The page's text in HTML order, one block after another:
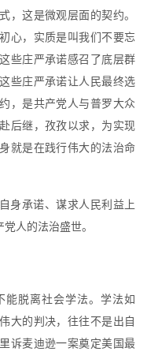
，这是微观层面的契约。
心，实质是叫我们不要忘
些庄严承诺感召了底层群
些庄严承诺让人民最终选
，是共产党人与普罗大众
后继，孜孜以求，为实现
就是在践行伟大的法治命
身承诺、谋求人民利益上
人的法治盛世。
脱离社会学法。学法如
大的判决，往往不是出自
诉麦迪逊一案奠定美国最